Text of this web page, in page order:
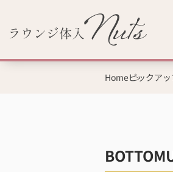
Homeピックア